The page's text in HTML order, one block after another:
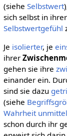
(siehe Selbstwert
sich selbst in
Selbstwertgefühl
Je isolierter, je
ihrer
gehen sie ihre
einander ein.
sind sie dazu
(siehe
Wahrheit
schon durch ihr